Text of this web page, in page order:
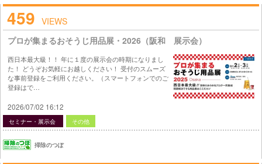
459 VIEWS
プロが集まるおそうじ用品展・2026（阪和 展示会）
西日本最大級！！ 年に１度の展示会の時期になりまし
た！ どうぞお気軽にお越しください！ 受付のスムーズ
な事前登録をご利用ください。（スマートフォンでのご
登録はで…
2026/07/02 16:12
セミナー・展示会 その他
掃除のつぼ